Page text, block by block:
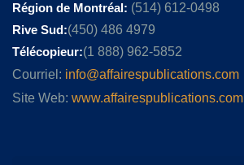
Région de Montréal: (514) 612-0498
Rive Sud:(450) 486 4979
Télécopieur:(1 888) 962-5852
Courriel: info@affairespublications.com
Site Web: www.affairespublications.com